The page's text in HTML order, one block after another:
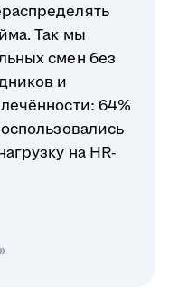
Так мы
смен без
и
64%
на HR-